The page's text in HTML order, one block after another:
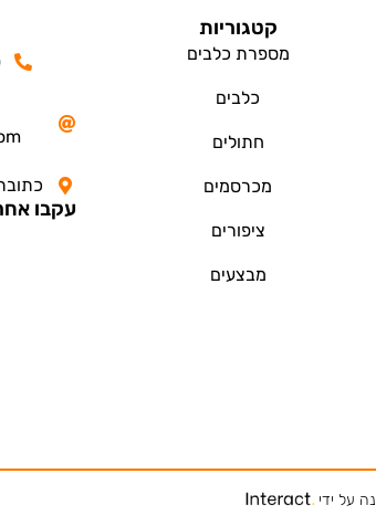
כתובת:
עקבו
קטגוריות
מספרת כלבים
כלבים
חתולים
מכרסמים
ציפורים
מבצעים
על ידי